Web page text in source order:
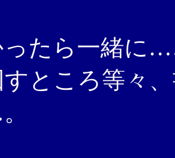
ったら一緒に
ところ等々